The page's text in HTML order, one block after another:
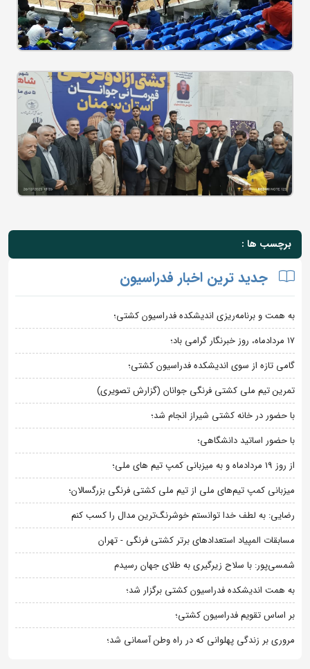
برچسب ها :
جدید ترین اخبار فدراسیون
به همت و برنامه‌ریزی اندیشکده فدراسیون کشتی؛
۱۷ مردادماه، روز خبرنگار گرامی باد؛
گامی تازه از سوی اندیشکده فدراسیون کشتی؛
تمرین تیم ملی کشتی فرنگی جوانان (گزارش تصویری)
با حضور در خانه کشتی شیراز انجام شد؛
با حضور اساتید دانشگاهی؛
از روز 19 مردادماه و به میزبانی کمپ تیم های ملی؛
میزبانی کمپ تیم‌های ملی از تیم ملی کشتی فرنگی بزرگسالان؛
رضایی: به لطف خدا توانستم خوشرنگ‌ترین مدال را کسب کنم
مسابقات المپیاد استعدادهای برتر کشتی فرنگی - تهران
شمسی‌پور: با سلاح زیرگیری به طلای جهان رسیدم
به همت اندیشکده فدراسیون کشتی برگزار شد؛
بر اساس تقویم فدراسیون کشتی؛
مروری بر زندگی پهلوانی که در راه وطن آسمانی شد؛